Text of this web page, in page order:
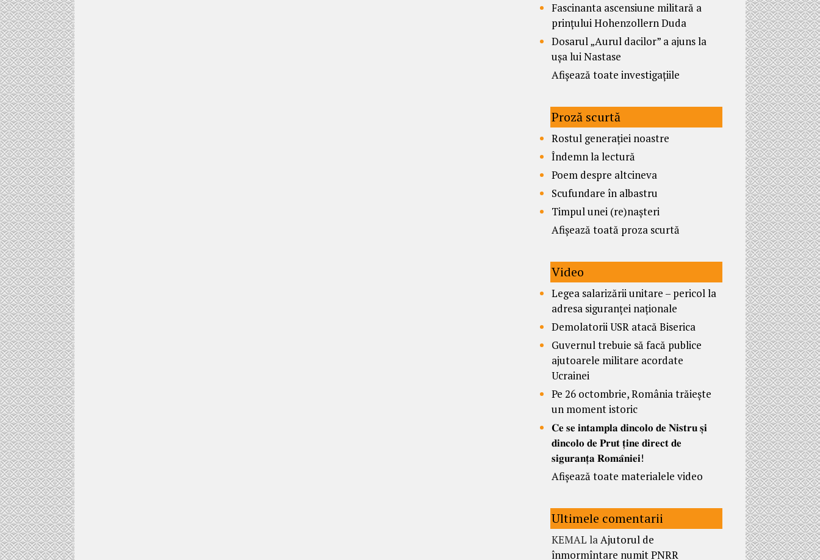
Fascinanta ascensiune militară a
prințului Hohenzollern Duda
Dosarul „Aurul dacilor” a ajuns la
ușa lui Nastase
Afișează toate investigațiile
Proză scurtă
Rostul generației noastre
Îndemn la lectură
Poem despre altcineva
Scufundare în albastru
Timpul unei (re)nașteri
Afișează toată proza scurtă
Video
Legea salarizării unitare – pericol la
adresa siguranței naționale
Demolatorii USR atacă Biserica
Guvernul trebuie să facă publice
ajutoarele militare acordate
Ucrainei
Pe 26 octombrie, România trăiește
un moment istoric
𝐂𝐞 𝐬𝐞 𝐢𝐧𝐭𝐚𝐦𝐩𝐥𝐚 𝐝𝐢𝐧𝐜𝐨𝐥𝐨 𝐝𝐞 𝐍𝐢𝐬𝐭𝐫𝐮 𝐬̦𝐢
𝐝𝐢𝐧𝐜𝐨𝐥𝐨 𝐝𝐞 𝐏𝐫𝐮𝐭 𝐭̦𝐢𝐧𝐞 𝐝𝐢𝐫𝐞𝐜𝐭 𝐝𝐞
𝐬𝐢𝐠𝐮𝐫𝐚𝐧𝐭̦𝐚 𝐑𝐨𝐦𝐚̂𝐧𝐢𝐞𝐢!
Afișează toate materialele video
Ultimele comentarii
KEMAL laAjutorul de
înmormîntare numit PNRR